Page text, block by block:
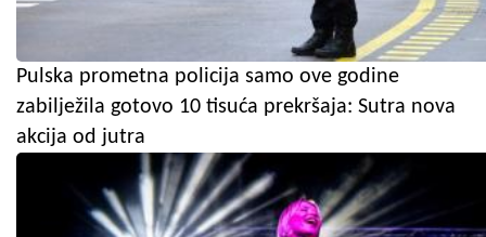
Pulska prometna policija samo ove godine
zabilježila gotovo 10 tisuća prekršaja: Sutra nova
akcija od jutra